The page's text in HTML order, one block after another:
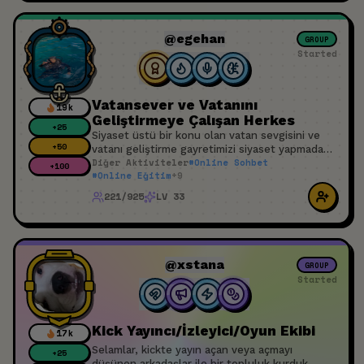
19k
+25
+50
+100
@egehan GROUP
Started
Vatansever ve Vatanını
Geliştirmeye Çalışan Herkes
Siyaset üstü bir konu olan vatan sevgisini ve
vatanı geliştirme gayretimizi siyaset yapmadan
burada konuşalım. Birbirimize katkıda bulunalım.
Üzüldüğümüz sevindiğimiz şeyleri paylaşalım.
Oluruna olmasına bakalım. Tüm bunları da huzur
ve sükûnu bozmadan kardeşçe, insanca ve
Diğer Aktiviteler#Online Sohbet
#Online Eğitim+9
221/925 LV 33
17k
+25
@xstana GROUP
Started
Kick Yayıncı/İzleyici/Oyun Ekibi
Selamlar, kickte yayın açan veya açmayı